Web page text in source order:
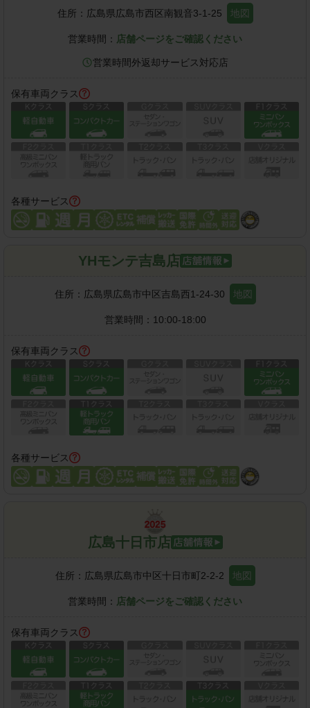
住所： 広島県広島市西区南観音3-1-25 地図
営業時間： 店舗ページをご確認ください
営業時間外返却サービス対応店
保有車両クラス
各種サービス
YHモンテ吉島店
住所： 広島県広島市中区吉島西1-24-30 地図
営業時間： 10:00-18:00
保有車両クラス
各種サービス
広島十日市店
住所： 広島県広島市中区十日市町2-2-2 地図
営業時間： 店舗ページをご確認ください
保有車両クラス